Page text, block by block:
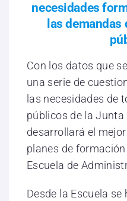
necesidades
las
Con los datos que
una serie de
las necesidades de
públicos de la Junta
desarrollará el
planes de
Escuela de
Desde la Escuela